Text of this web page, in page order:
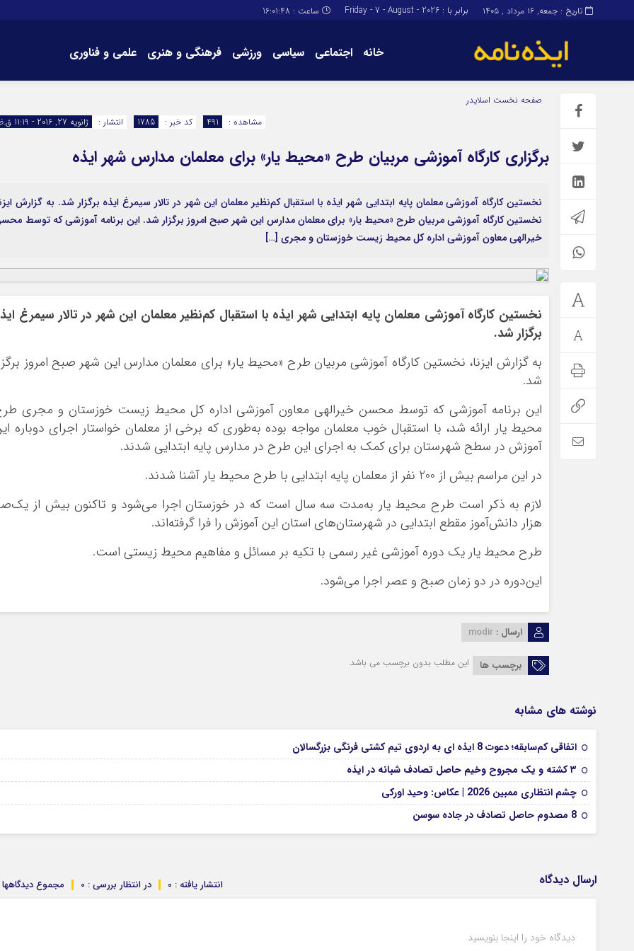
تاریخ : جمعه, ۱۶ مرداد , ۱۴۰۵ برابر با : Friday - 7 - August - 2026 ساعت : 16:01:48
خانه اجتماعی سیاسی ورزشی فرهنگی و هنری علمی و فناوری
برگه نمونهصفحه نخست اسلایدر
انتشار :
ژانویه 27, 2016 - 11:19 ق.ظ کد خبر : 1785 مشاهده : 491
برگزاری کارگاه آموزشی مربیان طرح «محیط یار» برای معلمان مدارس شهر ایذه
نخستین کارگاه آموزشی معلمان پایه ابتدایی شهر ایذه با استقبال کم‌نظیر معلمان این شهر در تالار سیمرغ ایذه برگزار شد. به گزارش
نخستین کارگاه آموزشی مربیان طرح «محیط یار» برای معلمان مدارس این شهر صبح امروز برگزار شد. این برنامه آموزشی که توسط
خیر‌الهی معاون آموزشی اداره کل محیط زیست خوزستان و مجری […]
نخستین کارگاه آموزشی معلمان پایه ابتدایی شهر ایذه با استقبال کم‌نظیر معلمان این شهر در تالار سیمرغ
برگزار شد.
به گزارش ایزنا، نخستین کارگاه آموزشی مربیان طرح «محیط یار» برای معلمان مدارس این شهر صبح امروز
شد.
این برنامه آموزشی که توسط محسن خیر‌الهی معاون آموزشی اداره کل محیط زیست خوزستان و مجری
محیط یار ارائه شد، با استقبال خوب معلمان مواجه بوده به‌طوری که برخی از معلمان خواستار اجرای دوباره
آموزش در سطح شهرستان برای کمک به اجرای این طرح در مدارس پایه ابتدایی شدند.
در این مراسم بیش از 200 نفر از معلمان پایه ابتدایی با طرح محیط یار آشنا شدند.
لازم به ذکر است طرح محیط یار به‌مدت سه سال است که در خوزستان اجرا می‌شود و تاکنون بیش از
هزار دانش‌آموز مقطع ابتدایی در شهرستان‌های استان این آموزش را فرا گرفته‌اند.
طرح محیط یار یک دوره آموزشی غیر رسمی با تکیه بر مسائل و مفاهیم محیط زیستی است.
این‌دوره در دو زمان صبح و عصر اجرا می‌شود.
ارسال : modir
برچسب ها این مطلب بدون برچسب می باشد.
نوشته های مشابه
اتفاقی کم‌سابقه؛ دعوت 8 ایذه ای به اردوی تیم کشتی فرنگی بزرگسالان
۳ کشته و یک مجروح وخیم حاصل تصادف شبانه در ایذه
چشم انتظاری ممبین 2026 | عکاس: وحید اورکی
8 مصدوم حاصل تصادف در جاده سوسن
ارسال دیدگاه مجموع دیدگاهها : در انتظار بررسی : 0 انتشار یافته : 0
دیدگاه خود را اینجا بنویسید